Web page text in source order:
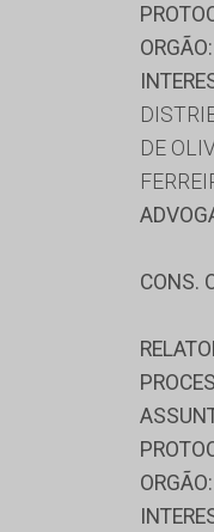
ORGÃO:
DE
CONS.
ORGÃO: